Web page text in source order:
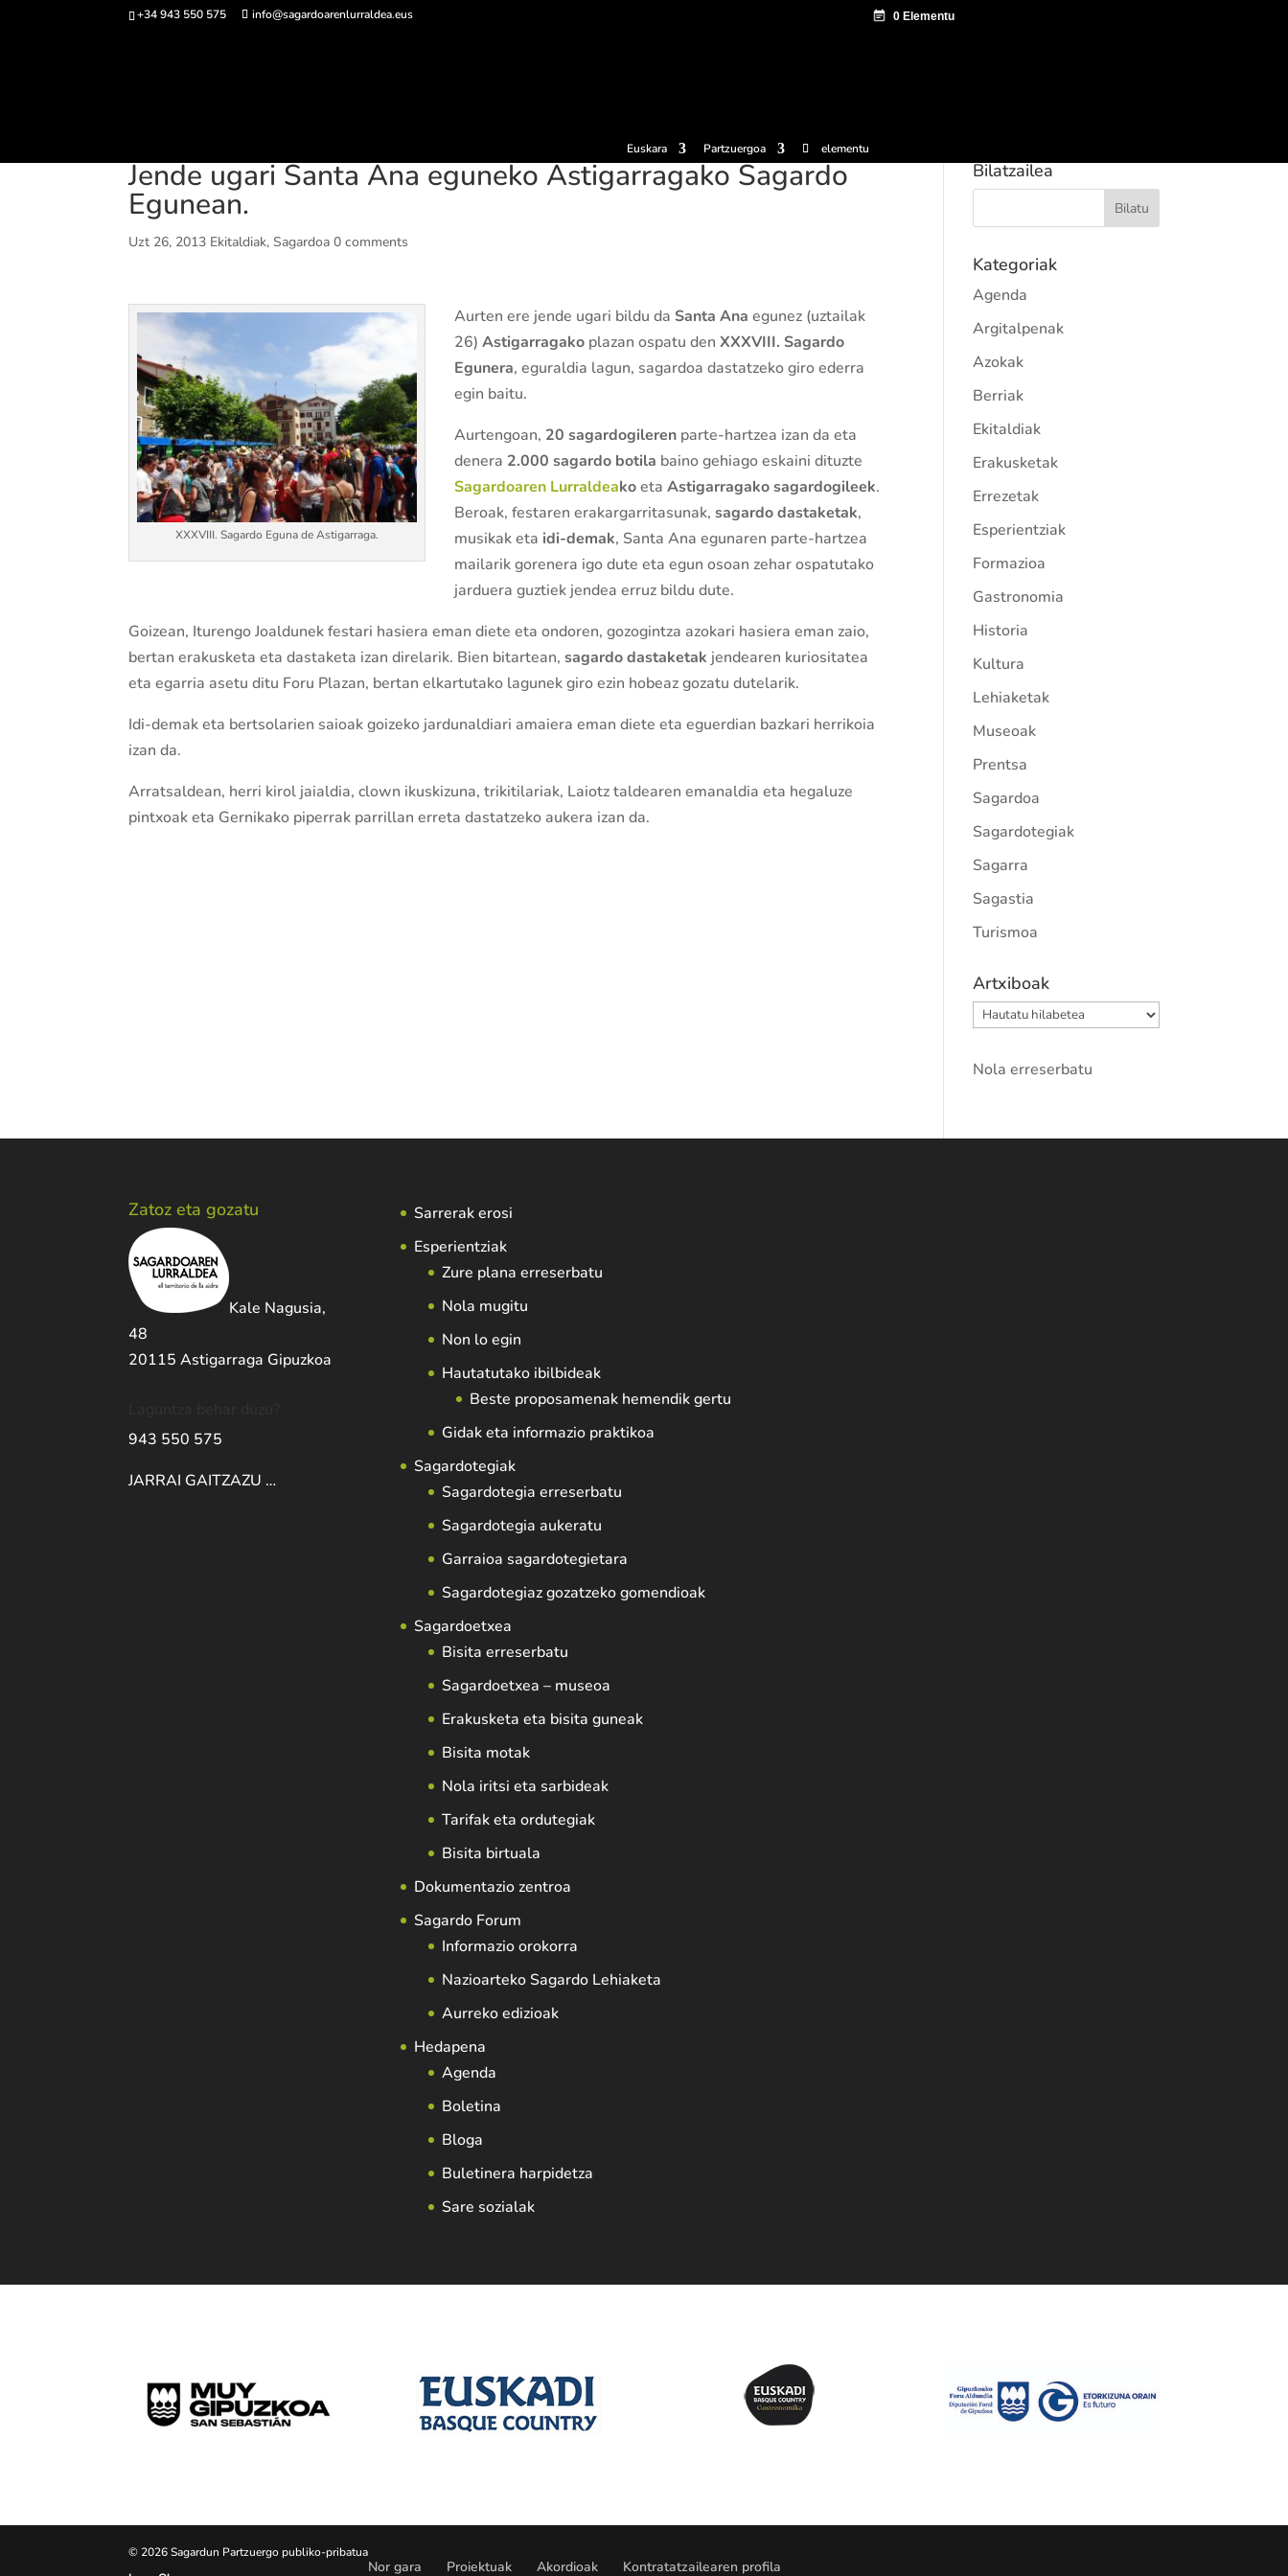
+34 943 550 575 info@sagardoarenlurraldea.eus
Euskara Partzuergoa elementu
Jende ugari Santa Ana eguneko Astigarragako Sagardo
Egunean.
Uzt 26, 2013 Ekitaldiak,Sagardoa 0 comments
XXXVIII. Sagardo Eguna de Astigarraga.
Aurten ere jende ugari bildu da Santa Ana egunez (uztailak
26)Astigarragako plazan ospatu denXXXVIII. Sagardo
Egunera, eguraldia lagun, sagardoa dastatzeko giro ederra
egin baitu.
Aurtengoan, 20 sagardogileren parte-hartzea izan da eta
denera 2.000 sagardo botila baino gehiago eskaini dituzte
Sagardoaren LurraldeakoetaAstigarragako sagardogileek.
Beroak, festaren erakargarritasunak,sagardo dastaketak,
musikak eta idi-demak, Santa Ana egunaren parte-hartzea
mailarik gorenera igo dute eta egun osoan zehar ospatutako
jarduera guztiek jendea erruz bildu dute.
Goizean, Iturengo Joaldunek festari hasiera eman diete eta ondoren, gozogintza azokari hasiera eman zaio,
bertan erakusketa eta dastaketa izan direlarik. Bien bitartean,sagardo dastaketak jendearen kuriositatea
eta egarria asetu ditu Foru Plazan, bertan elkartutako lagunek giro ezin hobeaz gozatu dutelarik.
Idi-demak eta bertsolarien saioak goizeko jardunaldiari amaiera eman diete eta eguerdian bazkari herrikoia
izan da.
Arratsaldean, herri kirol jaialdia, clown ikuskizuna, trikitilariak, Laiotz taldearen emanaldia eta hegaluze
pintxoak eta Gernikako piperrak parrillan erreta dastatzeko aukera izan da.
Bilatzailea
Kategoriak
Agenda
Argitalpenak
Azokak
Berriak
Ekitaldiak
Erakusketak
Errezetak
Esperientziak
Formazioa
Gastronomia
Historia
Kultura
Lehiaketak
Museoak
Prentsa
Sagardoa
Sagardotegiak
Sagarra
Sagastia
Turismoa
Artxiboak
Artxiboak
Nola erreserbatu
Zatoz eta gozatu
Kale Nagusia,
48
20115 Astigarraga Gipuzkoa
943 550 575
JARRAI GAITZAZU …
Sarrerak erosi
Esperientziak
Zure plana erreserbatu
Nola mugitu
Non lo egin
Hautatutako ibilbideak
Beste proposamenak hemendik gertu
Gidak eta informazio praktikoa
Sagardotegiak
Sagardotegia erreserbatu
Sagardotegia aukeratu
Garraioa sagardotegietara
Sagardotegiaz gozatzeko gomendioak
Sagardoetxea
Bisita erreserbatu
Sagardoetxea – museoa
Erakusketa eta bisita guneak
Bisita motak
Nola iritsi eta sarbideak
Tarifak eta ordutegiak
Bisita birtuala
Dokumentazio zentroa
Sagardo Forum
Informazio orokorra
Nazioarteko Sagardo Lehiaketa
Aurreko edizioak
Hedapena
Agenda
Boletina
Bloga
Buletinera harpidetza
Sare sozialak
© 2026 Sagardun Partzuergo publiko-pribatua
Nor gara Proiektuak Akordioak Kontratatzailearen profila